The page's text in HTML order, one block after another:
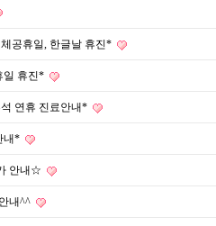
공휴일, 한글날 휴진*
일 휴진*
연휴 진료안내*
내*
안내☆
내^^